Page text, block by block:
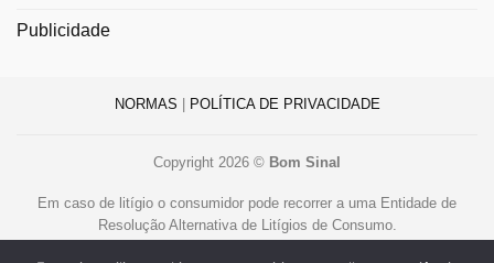
Publicidade
NORMAS POLÍTICA DE PRIVACIDADE
Copyright 2026 © Bom Sinal
Em caso de litígio o consumidor pode recorrer a uma Entidade de
Resolução Alternativa de Litígios de Consumo.